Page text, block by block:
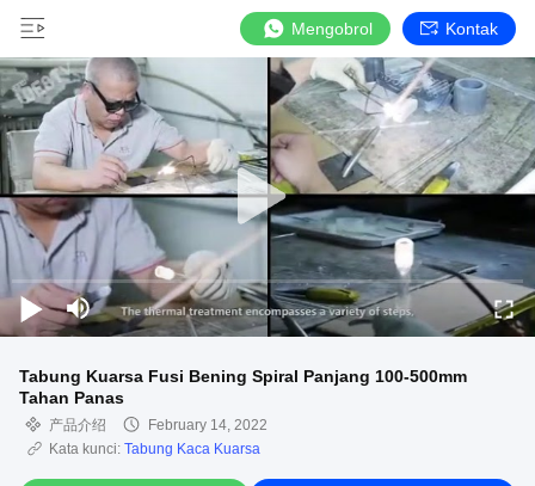
Mengobrol Kontak
Tabung Kuarsa Fusi Bening Spiral Panjang 100-500mm
Tahan Panas
产品介绍
February 14, 2022
Kata kunci: Tabung Kaca Kuarsa